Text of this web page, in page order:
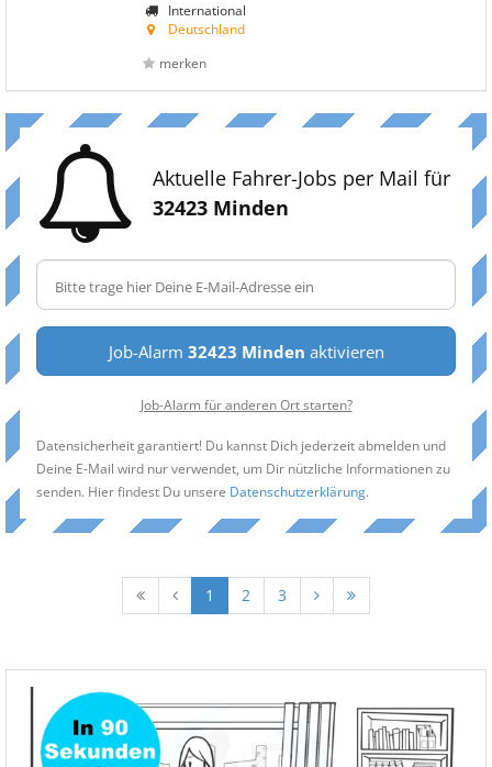
International
Deutschland
merken
Aktuelle Fahrer-Jobs per Mail für
32423 Minden
Job-Alarm 32423 Minden aktivieren
Job-Alarm für anderen Ort starten?
Datensicherheit garantiert! Du kannst Dich jederzeit abmelden und
Deine E-Mail wird nur verwendet, um Dir nützliche Informationen zu
senden. Hier findest Du unsere Datenschutzerklärung.
1 2 3